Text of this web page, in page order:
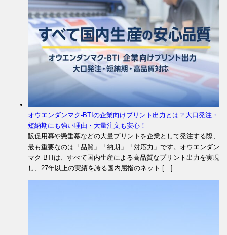
オウエンダンマク-BTIの企業向けプリント出力とは？大口発注・
短納期にも強い理由・大量注文も安心！
販促用幕や懸垂幕などの大量プリントを企業として発注する際、
最も重要なのは「品質」「納期」「対応力」です。オウエンダン
マク-BTIは、すべて国内生産による高品質なプリント出力を実現
し、27年以上の実績を誇る国内屈指のネット […]